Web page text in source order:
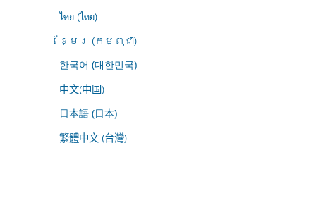
ไทย (ไทย)
ខ្មែរ (កម្ពុជា)
한국어 (대한민국)
中文(中国)
日本語 (日本)
繁體中文 (台灣)